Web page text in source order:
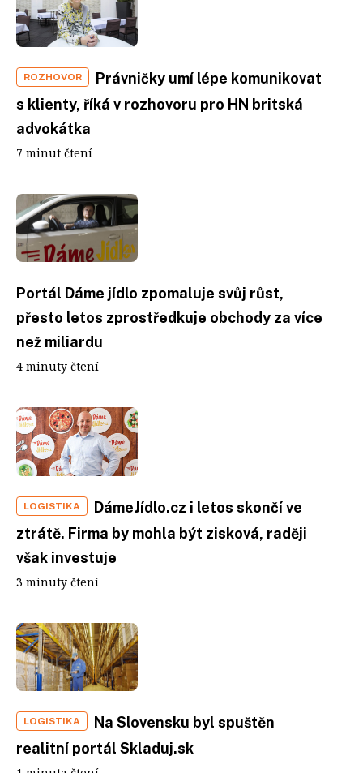
ROZHOVOR
Právničky umí lépe komunikovat
s klienty, říká v rozhovoru pro HN britská
advokátka
7 minut čtení
Portál Dáme jídlo zpomaluje svůj růst,
přesto letos zprostředkuje obchody za více
než miliardu
4 minuty čtení
LOGISTIKA
DámeJídlo.cz i letos skončí ve
ztrátě. Firma by mohla být zisková, raději
však investuje
3 minuty čtení
LOGISTIKA
Na Slovensku byl spuštěn
realitní portál Skladuj.sk